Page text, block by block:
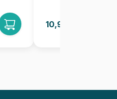
10,99€